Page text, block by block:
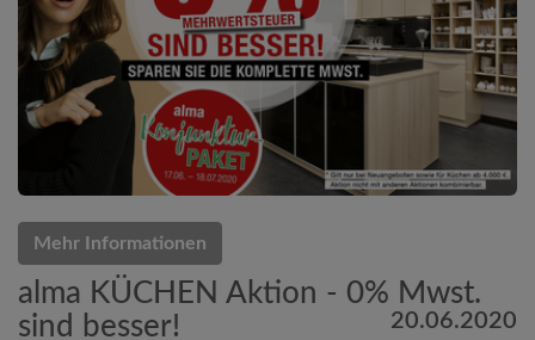
Mehr Informationen
alma KÜCHEN Aktion - 0% Mwst.
sind besser!
20.06.2020